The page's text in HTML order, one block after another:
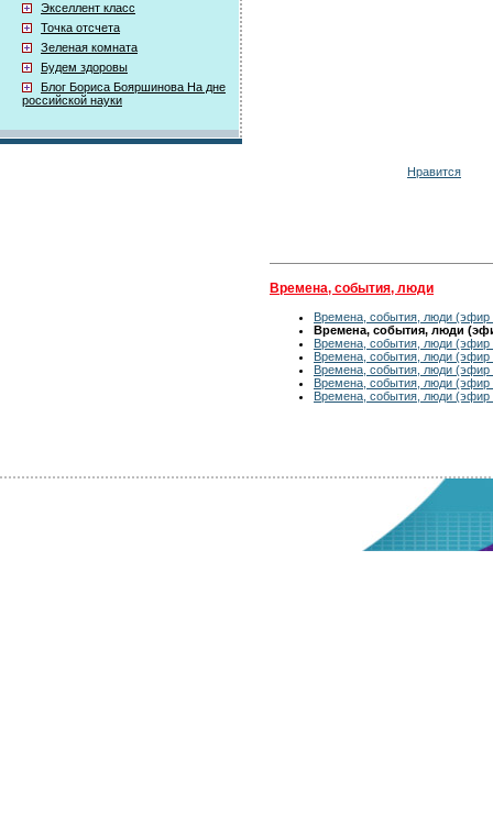
Экселлент класс
Точка отсчета
Зеленая комната
Будем здоровы
Блог Бориса Бояршинова На дне
российской науки
Нравится
Времена, события, люди
Времена, события, люди (эфир
Времена, события, люди
Времена, события, люди (эфир
Времена, события, люди (эфир
Времена, события, люди (эфир
Времена, события, люди (эфир
Времена, события, люди (эфир